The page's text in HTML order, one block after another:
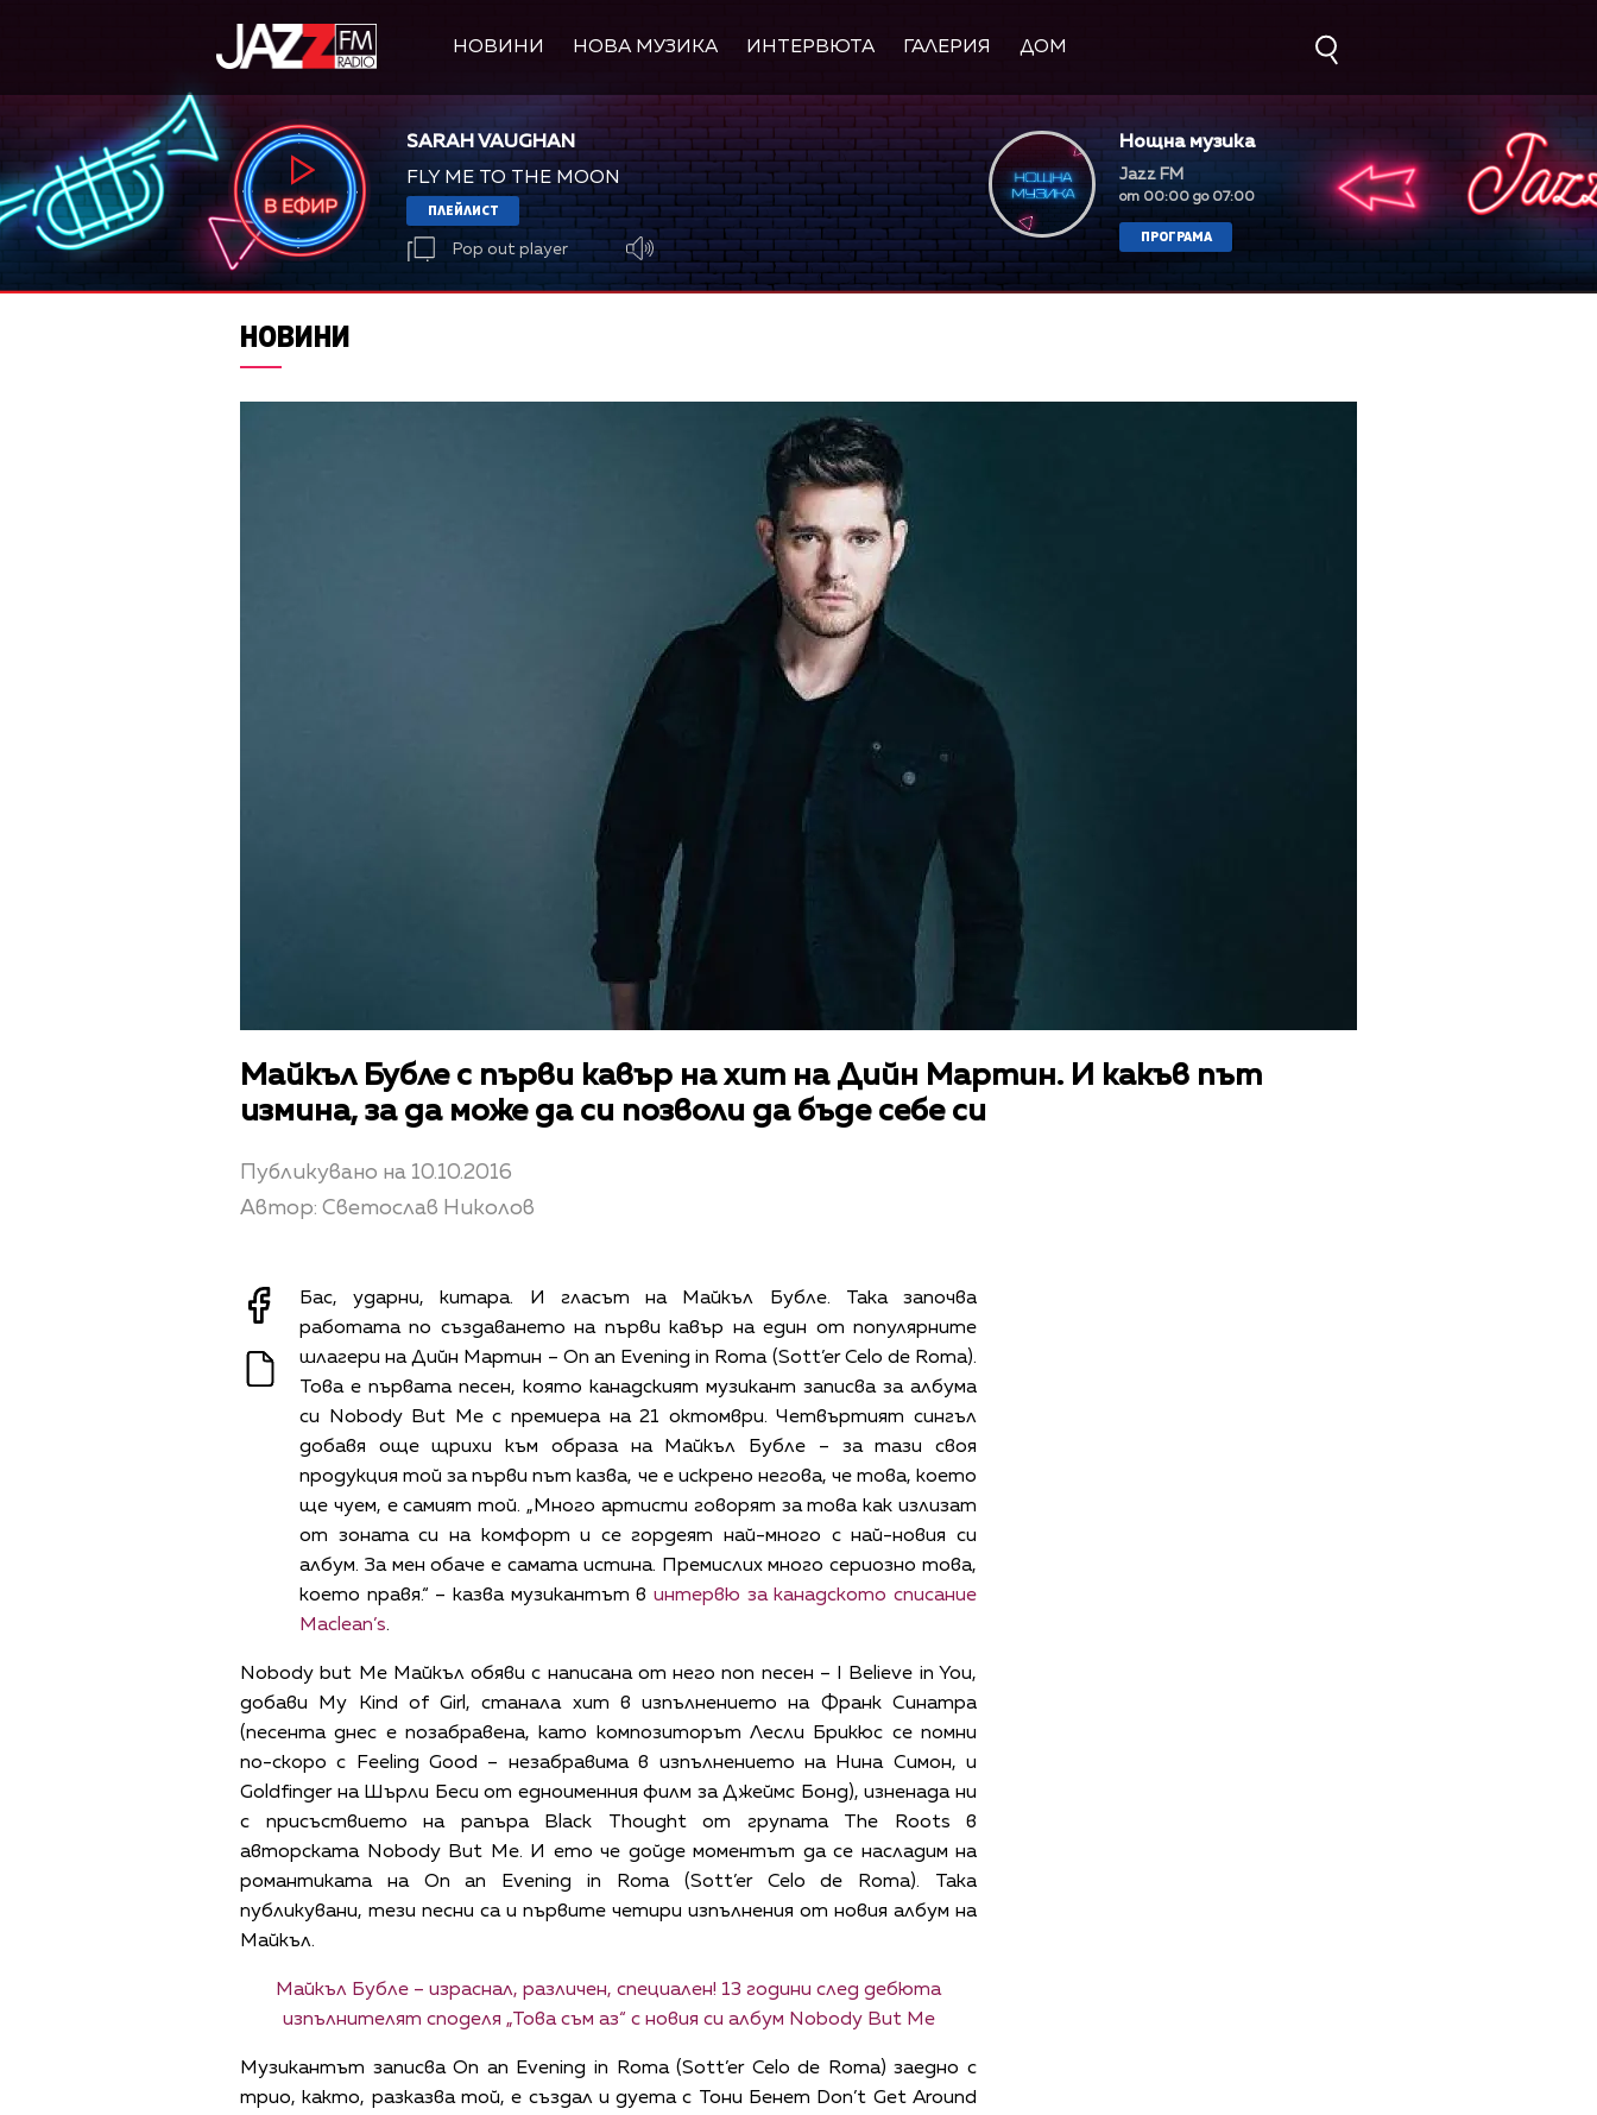
НОВИНИ НОВА МУЗИКА ИНТЕРВЮТА ГАЛЕРИЯ ДОМ
SARAH VAUGHAN
FLY ME TO THE MOON
ПЛЕЙЛИСТ
Pop out player
Нощна музика
Jazz FM
от 00:00 до 07:00
ПРОГРАМА
НОВИНИ
Майкъл Бубле с първи кавър на хит на Дийн Мартин. И какъв път
измина, за да може да си позволи да бъде себе си
Публикувано на 10.10.2016
Автор: Светослав Николов
Бас, ударни, китара. И гласът на Майкъл Бубле. Така започва
работата по създаването на първи кавър на един от популярните
шлагери на Дийн Мартин – On an Evening in Roma (Sott’er Celo de Roma).
Това е първата песен, която канадският музикант записва за албума
си Nobody But Me с премиера на 21 октомври. Четвъртият сингъл
добавя още щрихи към образа на Майкъл Бубле – за тази своя
продукция той за първи път казва, че е искрено негова, че това, което
ще чуем, е самият той. „Много артисти говорят за това как излизат
от зоната си на комфорт и се гордеят най-много с най-новия си
албум. За мен обаче е самата истина. Премислих много сериозно това,
което правя.“ – казва музикантът в интервю за канадското списание
Maclean’s.
Nobody but Me Майкъл обяви с написана от него поп песен – I Believe in You,
добави My Kind of Girl, станала хит в изпълнението на Франк Синатра
(песента днес е позабравена, като композиторът Лесли Брикюс се помни
по-скоро с Feeling Good – незабравима в изпълнението на Нина Симон, и
Goldfinger на Шърли Беси от едноименния филм за Джеймс Бонд), изненада ни
с присъствието на рапъра Black Thought от групата The Roots в
авторската Nobody But Me. И ето че дойде моментът да се насладим на
романтиката на On an Evening in Roma (Sott’er Celo de Roma). Така
публикувани, тези песни са и първите четири изпълнения от новия албум на
Майкъл.
Майкъл Бубле – израснал, различен, специален! 13 години след дебюта
изпълнителят споделя „Това съм аз“ с новия си албум Nobody But Me
Музикантът записва On an Evening in Roma (Sott’er Celo de Roma) заедно с
трио, както, разказва той, е създал и дуета с Тони Бенет Don’t Get Around